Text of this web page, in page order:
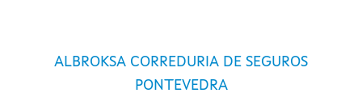
ALBROKSA CORREDURIA DE SEGUROS
PONTEVEDRA